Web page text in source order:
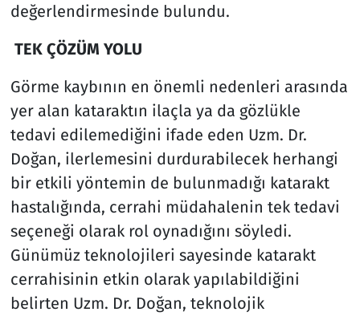
değerlendirmesinde bulundu.
TEK ÇÖZÜM YOLU
Görme kaybının en önemli nedenleri arasında
yer alan kataraktın ilaçla ya da gözlükle
tedavi edilemediğini ifade eden Uzm. Dr.
Doğan, ilerlemesini durdurabilecek herhangi
bir etkili yöntemin de bulunmadığı katarakt
hastalığında, cerrahi müdahalenin tek tedavi
seçeneği olarak rol oynadığını söyledi.
Günümüz teknolojileri sayesinde katarakt
cerrahisinin etkin olarak yapılabildiğini
belirten Uzm. Dr. Doğan, teknolojik